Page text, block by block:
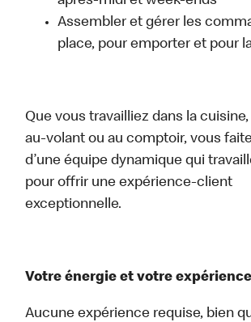
Assembler et gérer les
place, pour emporter et pour
Que vous travailliez dans la
au-volant ou au comptoir, vous
d’une équipe dynamique qui
pour offrir une expérience-client
exceptionnelle.
Votre énergie et votre expérience
Aucune expérience requise, bien